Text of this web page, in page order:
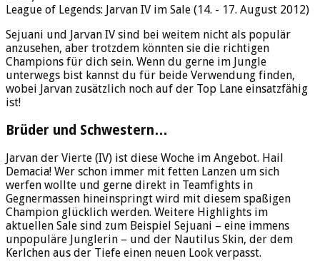
League of Legends: Jarvan IV im Sale (14. - 17. August 2012)
Sejuani und Jarvan IV sind bei weitem nicht als populär
anzusehen, aber trotzdem könnten sie die richtigen
Champions für dich sein. Wenn du gerne im Jungle
unterwegs bist kannst du für beide Verwendung finden,
wobei Jarvan zusätzlich noch auf der Top Lane einsatzfähig
ist!
Brüder und Schwestern…
Jarvan der Vierte (IV) ist diese Woche im Angebot. Hail
Demacia! Wer schon immer mit fetten Lanzen um sich
werfen wollte und gerne direkt in Teamfights in
Gegnermassen hineinspringt wird mit diesem spaßigen
Champion glücklich werden. Weitere Highlights im
aktuellen Sale sind zum Beispiel Sejuani – eine immens
unpopuläre Junglerin – und der Nautilus Skin, der dem
Kerlchen aus der Tiefe einen neuen Look verpasst.